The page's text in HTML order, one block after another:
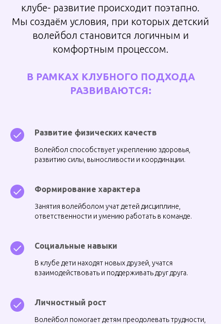
клубе- развитие происходит поэтапно.
Мы создаём условия, при которых детский
волейбол становится логичным и
комфортным процессом.
В РАМКАХ КЛУБНОГО ПОДХОДА
РАЗВИВАЮТСЯ:
Развитие физических качеств
Волейбол способствует укреплению здоровья,
развитию силы, выносливости и координации.
Формирование характера
Занятия волейболом учат детей дисциплине,
ответственности и умению работать в команде.
Социальные навыки
В клубе дети находят новых друзей, учатся
взаимодействовать и поддерживать друг друга.
Личностный рост
Волейбол помогает детям преодолевать трудности,